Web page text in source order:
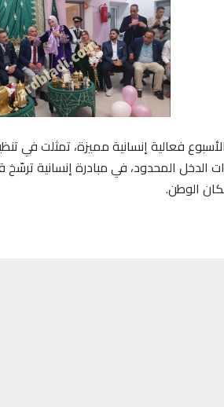
فعالية إنسانية مميزة، تمثلت
ذات الدخل المحدود، في مبادرة إنسانية
الوطن.